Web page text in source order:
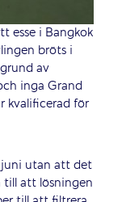
esse i Bangkok
bröts i
av
inga Grand
kvalificerad för
juni utan att det
till att lösningen